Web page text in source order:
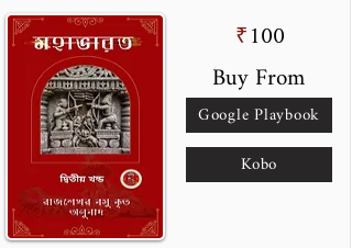
₹100
Buy From
Google Playbook
Kobo